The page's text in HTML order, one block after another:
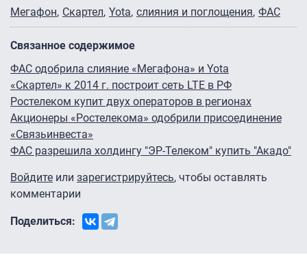
Мегафон Скартел Yota слияния и поглощения ФАС
Связанное содержимое
ФАС одобрила слияние «Мегафона» и Yota
«Скартел» к 2014 г. построит сеть LTE в РФ
Ростелеком купит двух операторов в регионах
Акционеры «Ростелекома» одобрили присоединение
«Связьинвеста»
ФАС разрешила холдингу "ЭР-Телеком" купить "Акадо"
Войдите или зарегистрируйтесь, чтобы оставлять
комментарии
Поделиться: